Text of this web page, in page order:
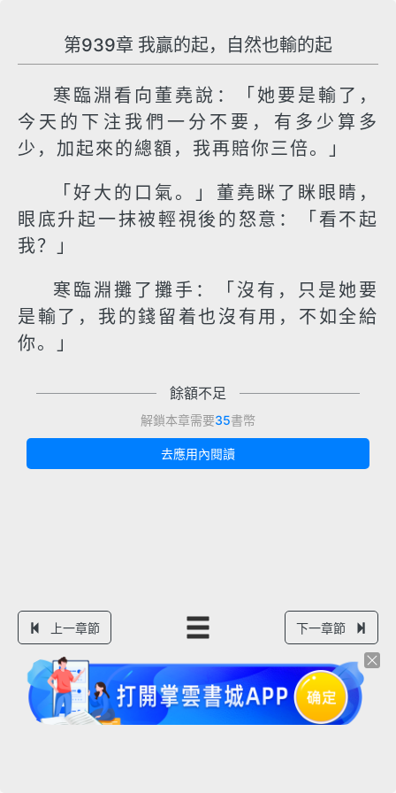
第939章 我贏的起，自然也輸的起
寒臨淵看向董堯說：「她要是輸了，
今天的下注我們一分不要，有多少算多
少，加起來的總額，我再賠你三倍。」
「好大的口氣。」董堯眯了眯眼睛，
眼底升起一抹被輕視後的怒意：「看不起
我？」
寒臨淵攤了攤手：「沒有，只是她要
是輸了，我的錢留着也沒有用，不如全給
你。」
餘額不足
解鎖本章需要35書幣
去應用內閱讀
上一章節 下一章節